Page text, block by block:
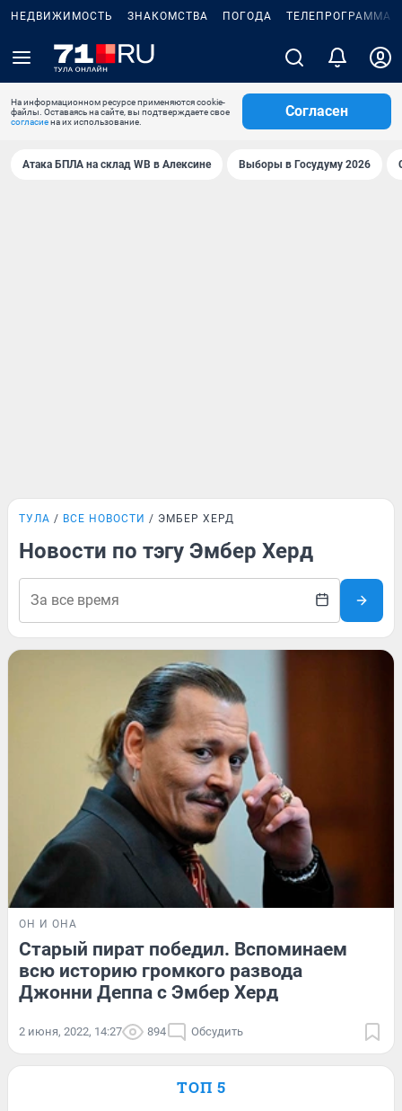
НЕДВИЖИМОСТЬ ЗНАКОМСТВА ПОГОДА ТЕЛЕПРОГРАММА
На информационном ресурсе применяются cookie-
файлы. Оставаясь на сайте, вы подтверждаете свое
согласиена их использование.
Согласен
Атака БПЛА на склад WB в Алексине Выборы в Госудуму 2026
ТУЛА ВСЕ НОВОСТИ ЭМБЕР ХЕРД
Новости по тэгу Эмбер Херд
ОН И ОНА
Старый пират победил. Вспоминаем
всю историю громкого развода
Джонни Деппа с Эмбер Херд
2 июня, 2022, 14:27 894 Обсудить
ТОП 5